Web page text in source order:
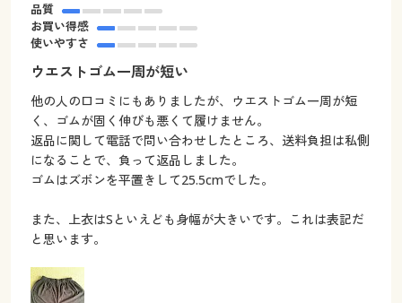
品質
お買い得感
使いやすさ
ウエストゴム一周が短い
他の人の口コミにもありましたが、ウエストゴム一周が短
く、ゴムが固く伸びも悪くて履けません。
返品に関して電話で問い合わせしたところ、送料負担は私側
になることで、負って返品しました。
ゴムはズボンを平置きして25.5cmでした。
また、上衣はSといえども身幅が大きいです。これは表記だ
と思います。